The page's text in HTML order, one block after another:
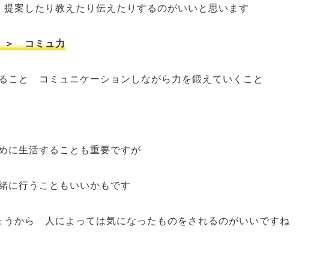
案したり教えたり伝えたりするのがいいと思います
コミュ力
と コミュニケーションしながら力を鍛えていくこと
生活することも重要ですが
行うこともいいかもです
うから 人によっては気になったものをされるのがいいですね